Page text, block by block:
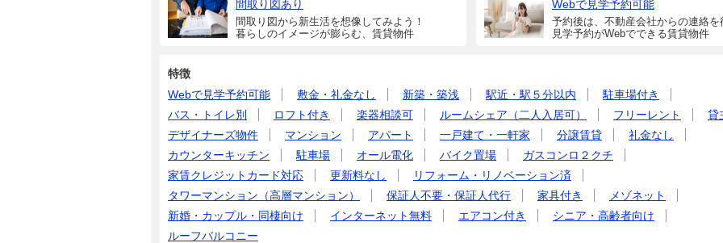
間取り図あり
間取り図から新生活を想像してみよう！
暮らしのイメージが膨らむ、賃貸物件
Webで見学予約可能
予約後は、不動産会社からの連絡を
見学予約がWebでできる賃貸物件
特徴
Webで見学予約可能
敷金・礼金なし 新築・築浅 駅近・駅５分以内
駐車場付き
バス・トイレ別
ロフト付き 楽器相談可 ルームシェア（二人入居可） フリーレント
貸
デザイナーズ物件
マンション アパート 一戸建て・一軒家 分譲賃貸
礼金なし
カウンターキッチン
駐車場 オール電化 バイク置場
ガスコンロ２クチ
家賃クレジットカード対応
更新料なし
リフォーム・リノベーション済
タワーマンション（高層マンション）
保証人不要・保証人代行 家具付き
メゾネット
新婚・カップル・同棲向け
インターネット無料 エアコン付き
シニア・高齢者向け
ルーフバルコニー